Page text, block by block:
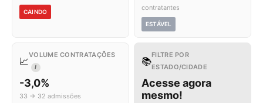
CAINDO
contratantes
ESTÁVEL
📈
VOLUME CONTRATAÇÕES
I
-3,0%
33 → 32 admissões
📚
FILTRE POR
ESTADO/CIDADE
Acesse agora
mesmo!